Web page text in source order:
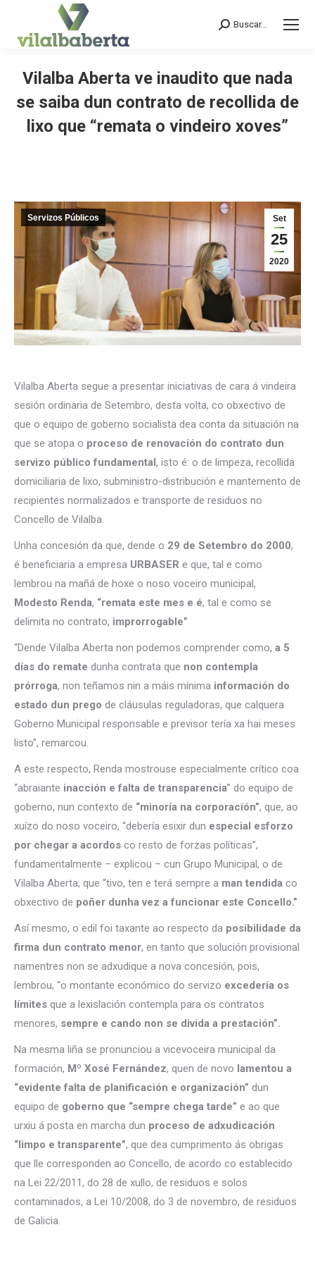
Search:
Buscar...
Vilalba Aberta ve inaudito que nada
se saiba dun contrato de recollida de
lixo que “remata o vindeiro xoves”
Set
25
2020
Servizos Públicos
Vilalba Aberta segue a presentar iniciativas de cara á vindeira
sesión ordinaria de Setembro, desta volta, co obxectivo de
que o equipo de goberno socialista dea conta da situación na
que se atopa o proceso de renovación do contrato dun
servizo público fundamental, isto é: o de limpeza, recollida
domiciliaria de lixo, subministro-distribución e mantemento de
recipientes normalizados e transporte de residuos no
Concello de Vilalba.
Unha concesión da que, dende o 29 de Setembro do 2000,
é beneficiaria a empresa URBASER e que, tal e como
lembrou na mañá de hoxe o noso voceiro municipal,
Modesto Renda, “remata este mes e é, tal e como se
delimita no contrato, improrrogable”
“Dende Vilalba Aberta non podemos comprender como, a 5
días do remate dunha contrata que non contempla
prórroga, non teñamos nin a máis mínima información do
estado dun prego de cláusulas reguladoras, que calquera
Goberno Municipal responsable e previsor tería xa hai meses
listo”, remarcou.
A este respecto, Renda mostrouse especialmente crítico coa
“abraiante inacción e falta de transparencia” do equipo de
goberno, nun contexto de “minoría na corporación”, que, ao
xuízo do noso voceiro, “debería esixir dun especial esforzo
por chegar a acordos co resto de forzas políticas”,
fundamentalmente – explicou – cun Grupo Municipal, o de
Vilalba Aberta, que “tivo, ten e terá sempre a man tendida co
obxectivo de poñer dunha vez a funcionar este Concello.”
Así mesmo, o edil foi taxante ao respecto da posibilidade da
firma dun contrato menor, en tanto que solución provisional
namentres non se adxudique a nova concesión, pois,
lembrou, “o montante económico do servizo excedería os
límites que a lexislación contempla para os contratos
menores, sempre e cando non se divida a prestación”.
Na mesma liña se pronunciou a vicevoceira municipal da
formación, Mº Xosé Fernández, quen de novo lamentou a
“evidente falta de planificación e organización” dun
equipo de goberno que “sempre chega tarde” e ao que
urxiu á posta en marcha dun proceso de adxudicación
“limpo e transparente”, que dea cumprimento ás obrigas
que lle corresponden ao Concello, de acordo co establecido
na Lei 22/2011, do 28 de xullo, de residuos e solos
contaminados, a Lei 10/2008, do 3 de novembro, de residuos
de Galicia.